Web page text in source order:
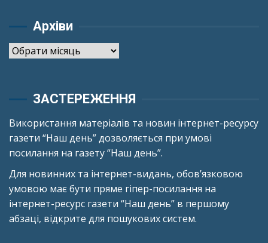
Архіви
Архіви
ЗАСТЕРЕЖЕННЯ
Використання матеріалів та новин інтернет-ресурсу
газети “Наш день” дозволяється при умові
посилання на газету “Наш день”.
Для новинних та інтернет-видань, обов’язковою
умовою має бути пряме гіпер-посилання на
інтернет-ресурс газети “Наш день” в першому
абзаці, відкрите для пошукових систем.